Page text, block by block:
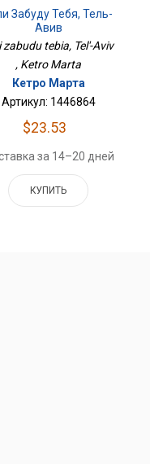
Забуду Тебя, Тель-
Авив
zabudu tebia, Tel'-Aviv
, Ketro Marta
Кетро Марта
Артикул: 1446864
$23.53
за 14–20 дней
КУПИТЬ